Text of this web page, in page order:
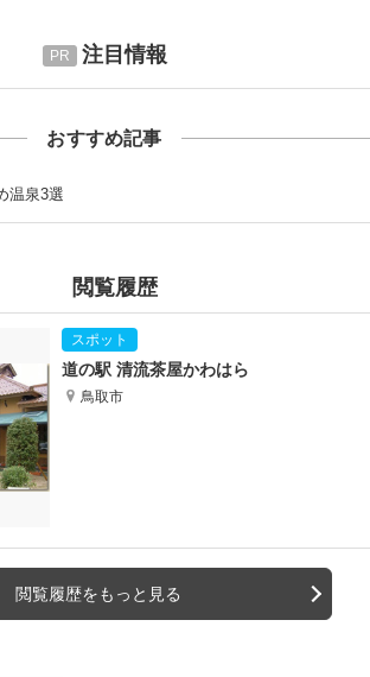
注目情報
おすすめ記事
温泉3選
閲覧履歴
道の駅 清流茶屋かわはら
鳥取市
閲覧履歴をもっと見る